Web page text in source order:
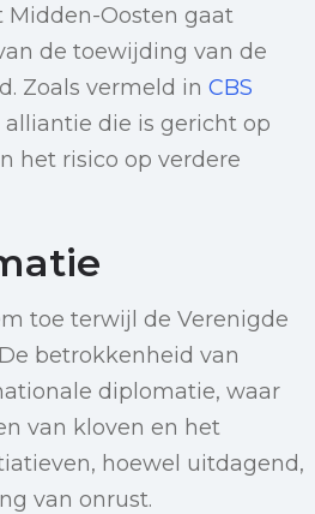
Oosten gaat
de toewijding van de
Zoals vermeld in CBS
die is gericht op
het risico op verdere
toe terwijl de Verenigde
betrokkenheid van
diplomatie, waar
van kloven en het
hoewel uitdagend,
van onrust.